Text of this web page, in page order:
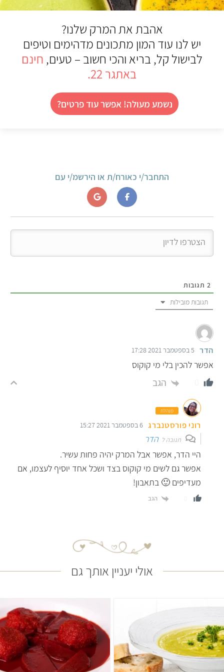
אהבת את המרק שלנו?
יש לנו עוד המון מתכונים מדהימים וטיפים
לבישול קל, בריא והכי חשוב – טעים, חינם
באתגר 22.
נשמע מעולה! אפשר עוד פרטים?
התחבר/י כאורח/ת או הירשמ/י עם
2 תגובות
תגובות מובילות
הדר 5 בספטמבר 2021 17:28
אפשר להכין בלי מי קוקוס
הגב
מנהלת
רוני פורסטנברג 6 בספטמבר 2021 15:27
תגובה ל הדר
היי הדר, אפשר אבל המרק יהיה פחות עשיר.
אפשר גם לשים מי קוקוס בצד ושכל אחד יוסיף לעצמו, אם
מעדיפים 🙂 בתאבון!
הגב
אולי יעניין אותך גם
קל שעה ו-20 דקות קשה שעתיים